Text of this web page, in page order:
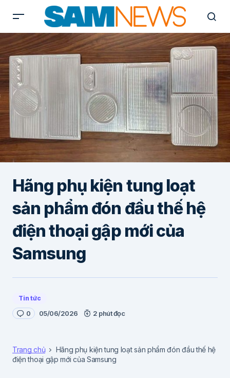
Hãng phụ kiện tung loạt
sản phẩm đón đầu thế hệ
điện thoại gập mới của
Samsung
Tin tức
0 05/06/2026 2 phút đọc
Trang chủ
Hãng phụ kiện tung loạt sản phẩm đón đầu thế hệ
điện thoại gập mới của Samsung